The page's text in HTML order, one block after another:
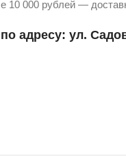
10 000 рублей —
адресу: ул.